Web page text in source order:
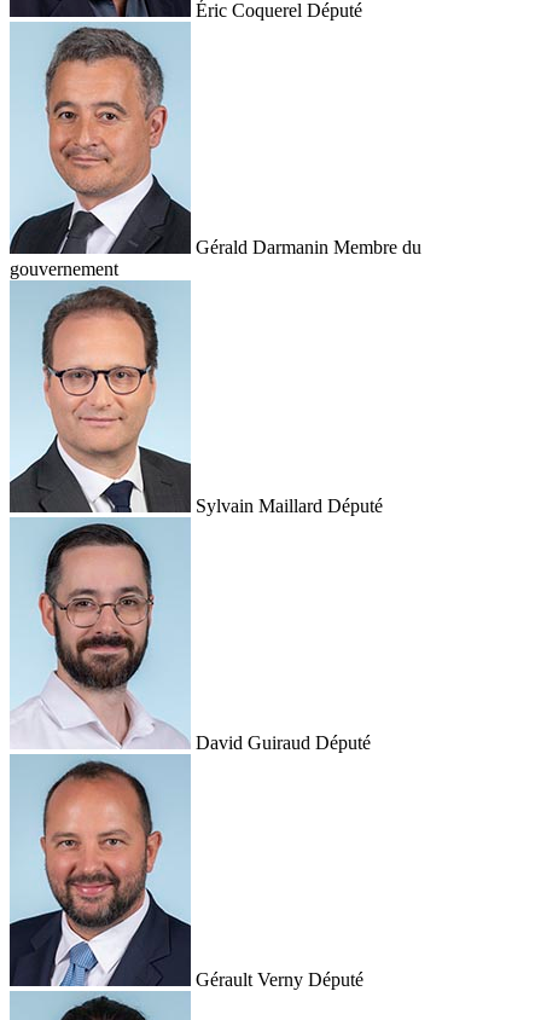
Éric Coquerel Député
Gérald Darmanin Membre du
gouvernement
Sylvain Maillard Député
David Guiraud Député
Gérault Verny Député